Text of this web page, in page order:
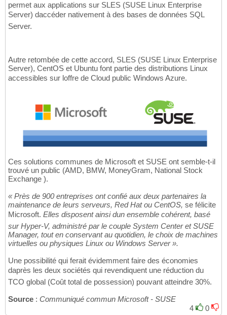
permet aux applications sur SLES (SUSE Linux Enterprise
Server) daccéder nativement à des bases de données SQL
Server.
Autre retombée de cette accord, SLES (SUSE Linux Enterprise
Server), CentOS et Ubuntu font partie des distributions Linux
accessibles sur loffre de Cloud public Windows Azure.
Ces solutions communes de Microsoft et SUSE ont semble-t-il
trouvé un public (AMD, BMW, MoneyGram, National Stock
Exchange ).
« Près de 900 entreprises ont confié aux deux partenaires la
maintenance de leurs serveurs, Red Hat ou CentOS, se félicite
Microsoft. Elles disposent ainsi dun ensemble cohérent, basé
sur Hyper-V, administré par le couple System Center et SUSE
Manager, tout en conservant au quotidien, le choix de machines
virtuelles ou physiques Linux ou Windows Server ».
Une possibilité qui ferait évidemment faire des économies
daprès les deux sociétés qui revendiquent une réduction du
TCO global (Coût total de possession) pouvant atteindre 30%.
Source : Communiqué commun Microsoft - SUSE
4
0